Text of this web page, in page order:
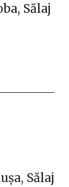
Sălaj
Sălaj